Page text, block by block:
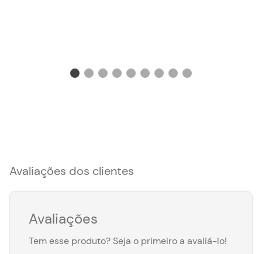
Avaliações dos clientes
Avaliações
Tem esse produto? Seja o primeiro a avaliá-lo!